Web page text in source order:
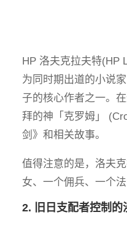
HP 洛夫克拉夫特(HP
为同时期出道的小说
子的核心作者之一。
拜的神「克罗姆」
剑》和相关故事。
值得注意的是，洛夫
女、一个佣兵、一个
2. 旧日支配者控制的